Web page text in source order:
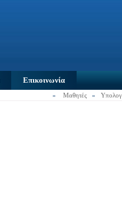
Επικοινωνία
» Μαθητές »